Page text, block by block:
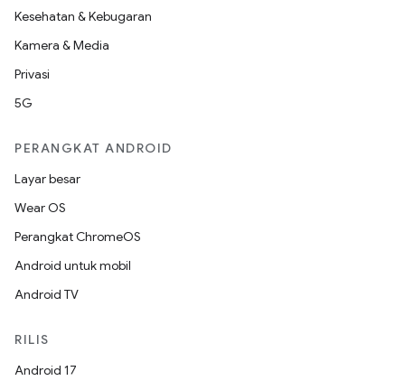
Kesehatan & Kebugaran
Kamera & Media
Privasi
5G
PERANGKAT ANDROID
Layar besar
Wear OS
Perangkat ChromeOS
Android untuk mobil
Android TV
RILIS
Android 17